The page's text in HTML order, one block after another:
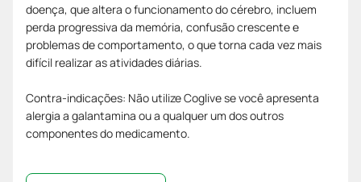
doença, que altera o funcionamento do cérebro, incluem
perda progressiva da memória, confusão crescente e
problemas de comportamento, o que torna cada vez mais
difícil realizar as atividades diárias.
Contra-indicações: Não utilize Coglive se você apresenta
alergia a galantamina ou a qualquer um dos outros
componentes do medicamento.